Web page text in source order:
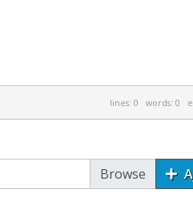
lines: 0 words: 0